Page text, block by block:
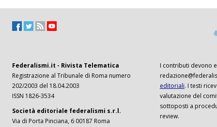
Federalismi.it - Rivista Telematica
Registrazione al Tribunale di Roma numero
202/2003 del 18.04.2003
ISSN 1826-3534
Società editoriale federalismi s.r.l.
Via di Porta Pinciana, 6 00187 Roma
I contributi devono
editoriali. I testi
valutazione del
sottoposti a
review.